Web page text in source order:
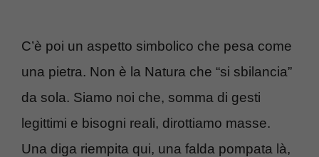
C’è poi un aspetto simbolico che pesa come
una pietra. Non è la Natura che “si sbilancia”
da sola. Siamo noi che, somma di gesti
legittimi e bisogni reali, dirottiamo masse.
Una diga riempita qui, una falda pompata là,